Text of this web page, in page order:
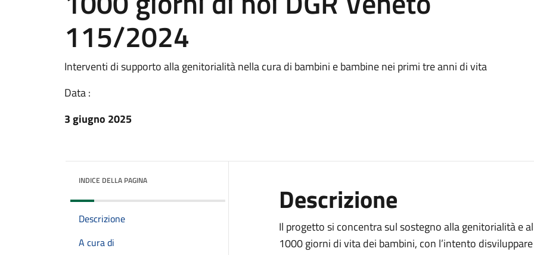
115/2024
Interventi di supporto alla genitorialità nella cura di bambini e bambine nei primi tre anni di vita
Data :
3 giugno 2025
INDICE DELLA PAGINA
Descrizione
A cura di
Descrizione
Il progetto si concentra sul sostegno alla genitorialità e
1000 giorni di vita dei bambini, con l’intento